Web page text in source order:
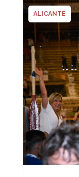
ALICANTE